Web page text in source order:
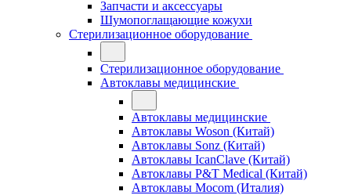
Запчасти и аксессуары
Шумопоглащающие кожухи
Стерилизационное оборудование
Стерилизационное оборудование
Автоклавы медицинские
Автоклавы медицинские
Автоклавы Woson (Китай)
Автоклавы Sonz (Китай)
Автоклавы IcanClave (Китай)
Автоклавы P&T Medical (Китай)
Автоклавы Mocom (Италия)